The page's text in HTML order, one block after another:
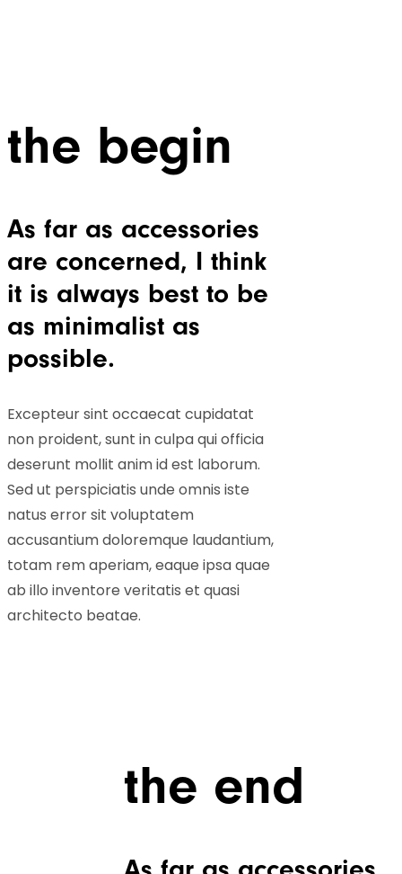
the begin
As far as accessories
are concerned, I think
it is always best to be
as minimalist as
possible.
Excepteur sint occaecat cupidatat
non proident, sunt in culpa qui officia
deserunt mollit anim id est laborum.
Sed ut perspiciatis unde omnis iste
natus error sit voluptatem
accusantium doloremque laudantium,
totam rem aperiam, eaque ipsa quae
ab illo inventore veritatis et quasi
architecto beatae.
the end